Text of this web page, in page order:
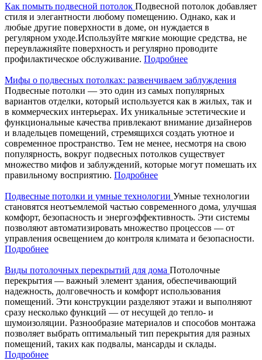
Как помыть подвесной потолок Подвесной потолок добавляет
стиля и элегантности любому помещению. Однако, как и
любые другие поверхности в доме, он нуждается в
регулярном уходе.Используйте мягкие моющие средства, не
переувлажняйте поверхность и регулярно проводите
профилактическое обслуживание. Подробнее
Мифы о подвесных потолках: развенчиваем заблуждения
Подвесные потолки — это один из самых популярных
вариантов отделки, который используется как в жилых, так и
в коммерческих интерьерах. Их уникальные эстетические и
функциональные качества привлекают внимание дизайнеров
и владельцев помещений, стремящихся создать уютное и
современное пространство. Тем не менее, несмотря на свою
популярность, вокруг подвесных потолков существует
множество мифов и заблуждений, которые могут помешать их
правильному восприятию. Подробнее
Подвесные потолки и умные технологии Умные технологии
становятся неотъемлемой частью современного дома, улучшая
комфорт, безопасность и энергоэффективность. Эти системы
позволяют автоматизировать множество процессов — от
управления освещением до контроля климата и безопасности.
Подробнее
Виды потолочных перекрытий для дома Потолочные
перекрытия — важный элемент здания, обеспечивающий
надежность, долговечность и комфорт использования
помещений. Эти конструкции разделяют этажи и выполняют
сразу несколько функций — от несущей до тепло- и
шумоизоляции. Разнообразие материалов и способов монтажа
позволяет выбрать оптимальный тип перекрытия для разных
помещений, таких как подвалы, мансарды и склады.
Подробнее